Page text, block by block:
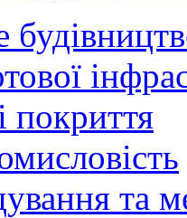
покриття
та